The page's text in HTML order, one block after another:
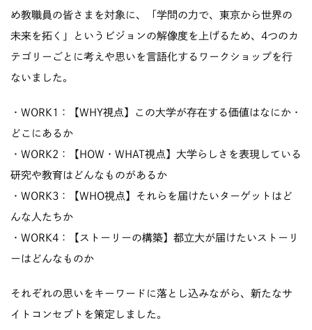
め教職員の皆さまを対象に、「学問の力で、東京から世界の
未来を拓く」というビジョンの解像度を上げるため、4つのカ
テゴリーごとに考えや思いを言語化するワークショップを行
ないました。
・WORK1：【WHY視点】この大学が存在する価値はなにか・
どこにあるか
・WORK2：【HOW・WHAT視点】大学らしさを表現している
研究や教育はどんなものがあるか
・WORK3：【WHO視点】それらを届けたいターゲットはど
んな人たちか
・WORK4：【ストーリーの構築】都立大が届けたいストーリ
ーはどんなものか
それぞれの思いをキーワードに落とし込みながら、新たなサ
イトコンセプトを策定しました。